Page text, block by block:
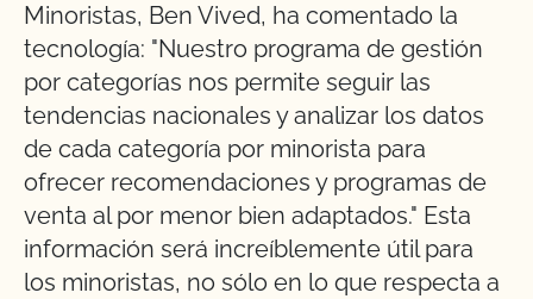
Minoristas, Ben Vived, ha comentado la
tecnología: "Nuestro programa de gestión
por categorías nos permite seguir las
tendencias nacionales y analizar los datos
de cada categoría por minorista para
ofrecer recomendaciones y programas de
venta al por menor bien adaptados." Esta
información será increíblemente útil para
los minoristas, no sólo en lo que respecta a